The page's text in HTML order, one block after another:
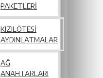
PAKETLERI
KIZILÖTESI
AYDINLATMALAR
AĞ
ANAHTARLARI